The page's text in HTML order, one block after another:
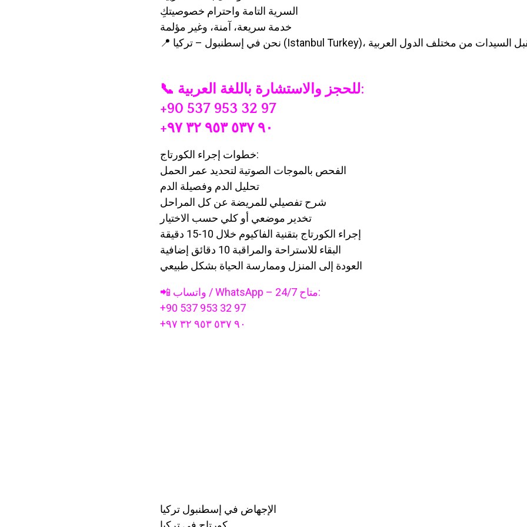
السرية التامة واحترام خصوصيتكِ
خدمة سريعة، آمنة، وغير مؤلمة
📞 للحجز والاستشارة باللغة العربية:
+90 537 953 32 97
+٩٠ ٥٣٧ ٩٥٣ ٣٢ ٩٧
خطوات إجراء الكورتاج:
الفحص بالموجات الصوتية لتحديد عمر الحمل
تحليل الدم وفصيلة الدم
شرح تفصيلي للمريضة عن كل المراحل
تخدير موضعي أو كلي حسب الاختيار
إجراء الكورتاج بتقنية الفاكيوم خلال 10-15 دقيقة
البقاء للاستراحة والمراقبة 10 دقائق إضافية
العودة إلى المنزل وممارسة الحياة بشكل طبيعي
📲 واتساب / WhatsApp – متاح 24/7:
+90 537 953 32 97
+٩٠ ٥٣٧ ٩٥٣ ٣٢ ٩٧
الإجهاض في إسطنبول تركيا